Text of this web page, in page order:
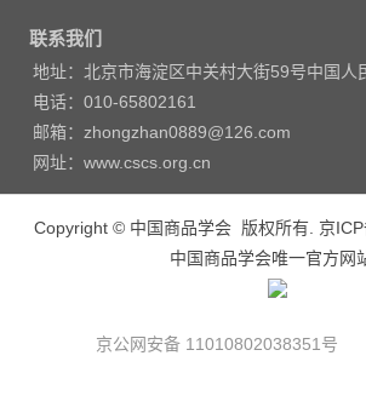
联系我们
地址：北京市海淀区中关村大街59号中国人
电话：010-65802161
邮箱：zhongzhan0889@126.com
网址：www.cscs.org.cn
Copyright © 中国商品学会 版权所有. 京
中国商品学会唯一官方网
京公网安备 11010802038351号